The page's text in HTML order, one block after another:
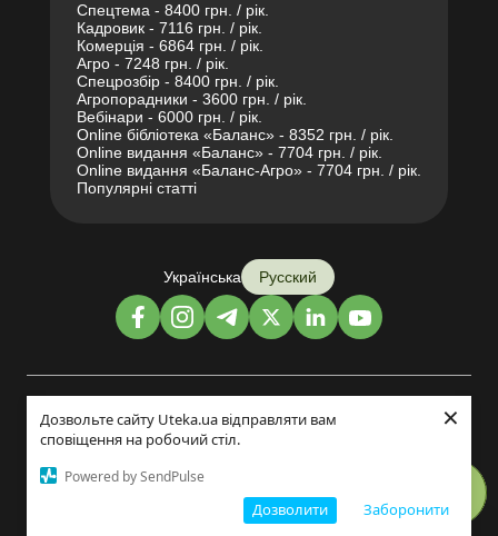
Дозвольте сайту Uteka.ua відправляти вам
сповіщення на робочий стіл.
Powered by SendPulse
Заборонити
Дозволити
×
Спецтема - 8400 грн. / рік.
Кадровик - 7116 грн. / рік.
Комерція - 6864 грн. / рік.
Агро - 7248 грн. / рік.
Спецрозбір - 8400 грн. / рік.
Агропорадники - 3600 грн. / рік.
Вебінари - 6000 грн. / рік.
Online бібліотека «Баланс» - 8352 грн. / рік.
Online видання «Баланс» - 7704 грн. / рік.
Online видання «Баланс-Агро» - 7704 грн. / рік.
Популярні статті
Українська Русский
Дизайн и разработка: